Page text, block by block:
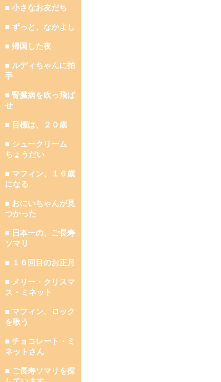
■ 小さなお友だち
■ ずっと、なかよし
■ 帰国した夜
■ ルディちゃんに拍
手
■ 腎臓病を吹っ飛ば
せ
■ 目標は、２０歳
■ シュークリーム
ちょうだい
■ マフィン、１６歳
になる
■ おにいちゃんが見
つかった
■ 日本一の、ご長寿
ソマリ
■ １６回目のお正月
■ メリー・クリスマ
ス・ミネット
■ マフィン、ロック
を歌う
■ チョコレート・ミ
ネットさん
■ ご長寿ソマリを探